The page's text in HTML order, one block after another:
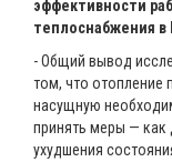
эффективности
теплоснабжения в
- Общий вывод
том, что отопление
насущную
принять меры — как
ухудшения